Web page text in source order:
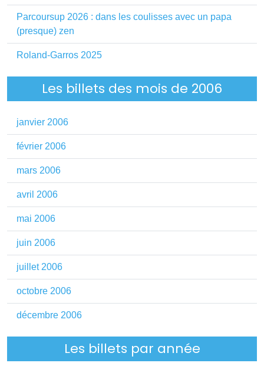
Parcoursup 2026 : dans les coulisses avec un papa
(presque) zen
Roland-Garros 2025
Les billets des mois de 2006
janvier 2006
février 2006
mars 2006
avril 2006
mai 2006
juin 2006
juillet 2006
octobre 2006
décembre 2006
Les billets par année